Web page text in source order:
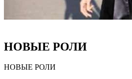
НОВЫЕ РОЛИ
НОВЫЕ РОЛИ